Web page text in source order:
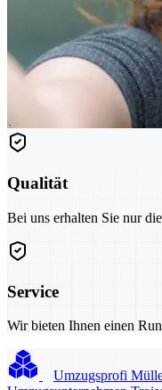
Qualität
Bei uns erhalten Sie nur
Service
Wir bieten Ihnen einen
Umzugsprofi